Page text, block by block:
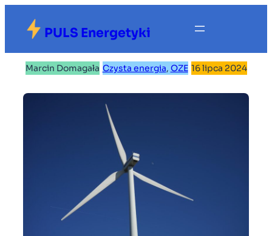
treści
PULS Energetyki
Marcin Domagała Czysta energia, OZE| 16 lipca 2024